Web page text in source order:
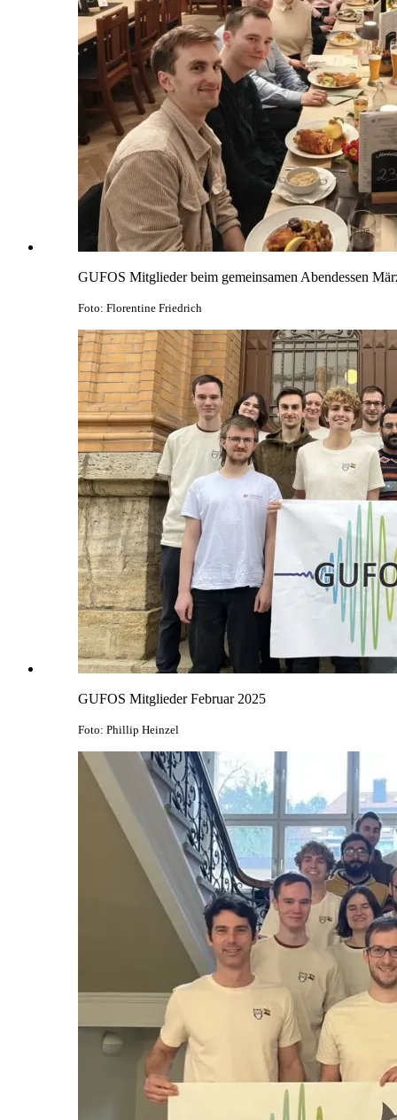
GUFOS Mitglieder beim gemeinsamen Abendessen
Foto: Florentine Friedrich
GUFOS Mitglieder Februar 2025
Foto: Phillip Heinzel